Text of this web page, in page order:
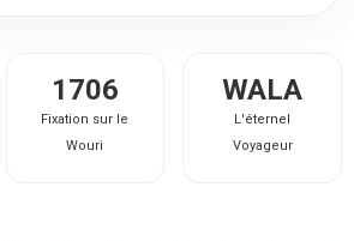
1706
Fixation sur le
Wouri
WALA
L'éternel
Voyageur